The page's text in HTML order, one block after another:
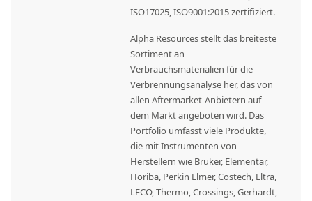
ISO17025, ISO9001:2015 zertifiziert.
Alpha Resources stellt das breiteste
Sortiment an
Verbrauchsmaterialien für die
Verbrennungsanalyse her, das von
allen Aftermarket-Anbietern auf
dem Markt angeboten wird. Das
Portfolio umfasst viele Produkte,
die mit Instrumenten von
Herstellern wie Bruker, Elementar,
Horiba, Perkin Elmer, Costech, Eltra,
LECO, Thermo, Crossings, Gerhardt,